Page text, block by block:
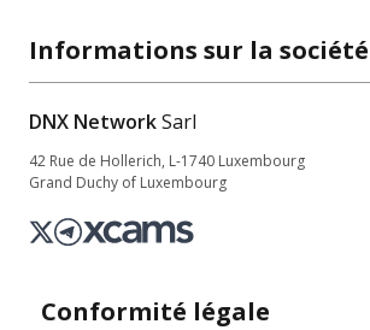
Informations sur la société
DNX NetworkSarl
42 Rue de Hollerich, L-1740 Luxembourg
Grand Duchy of Luxembourg
Conformité légale